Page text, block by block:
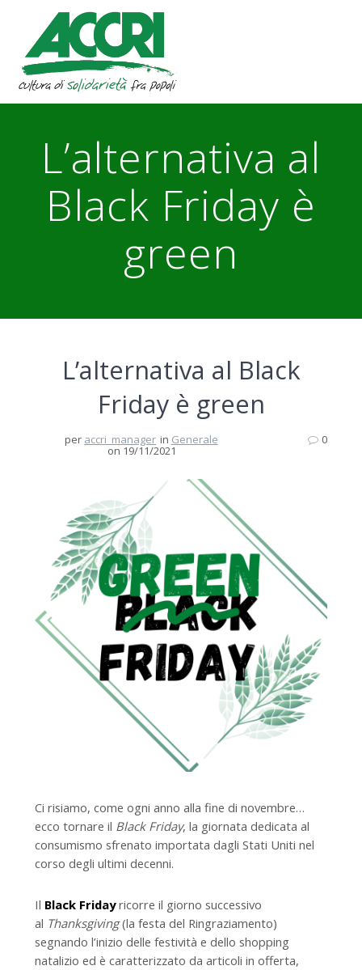
L’alternativa al
Black Friday è
green
L’alternativa al Black
Friday è green
per accri_manager in Generale
on 19/11/2021
0
Ci risiamo, come ogni anno alla fine di novembre…
ecco tornare il Black Friday, la giornata dedicata al
consumismo sfrenato importata dagli Stati Uniti nel
corso degli ultimi decenni.
Il Black Fridayricorre il giorno successivo
al Thanksgiving(la festa del Ringraziamento)
segnando l’inizio delle festività e dello shopping
natalizio ed è caratterizzato da articoli in offerta,